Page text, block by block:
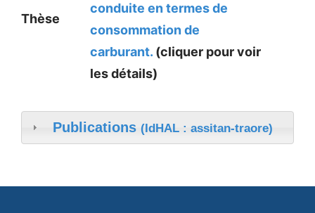
Thèse
conduite en termes de
consommation de
carburant. (cliquer pour voir
les détails)
Publications (IdHAL : assitan-traore)